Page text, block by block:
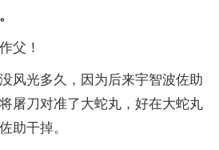
父！
风光多久，因为后来宇智波佐助
屠刀对准了大蛇丸，好在大蛇丸
助干掉。